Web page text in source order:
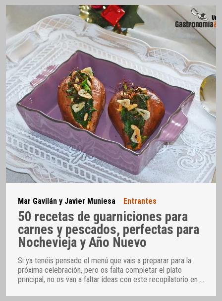
Mar Gavilán y Javier Muniesa Entrantes
50 recetas de guarniciones para
carnes y pescados, perfectas para
Nochevieja y Año Nuevo
Si ya tenéis pensado el menú que vais a preparar para la
próxima celebración, pero os falta completar el plato
principal, no os van a faltar ideas con este recopilatorio en …